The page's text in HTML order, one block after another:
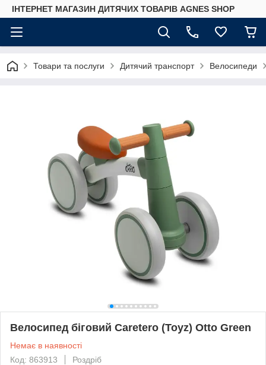
ІНТЕРНЕТ МАГАЗИН ДИТЯЧИХ ТОВАРІВ AGNES SHOP
Товари та послуги Дитячий транспорт Велосипеди
Велосипед біговий Caretero (Toyz) Otto Green
Немає в наявності
Код: 863913
Роздріб